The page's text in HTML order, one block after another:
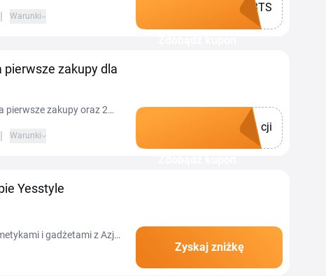
| Warunki
BTS
pierwsze zakupy dla
pierwsze zakupy oraz 2
| Warunki
cji
Yesstyle
i gadżetami z Azji
Zyskaj zniżkę